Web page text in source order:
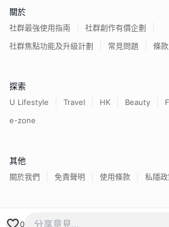
0
關於
社群最強使用指南
社群創作有價企劃
社群焦點功能及升級計劃
常見問題 條
探索
U Lifestyle Travel HK Beauty
e-zone
其他
關於我們 免責聲明 使用條款 私隱
香港經濟日報版權所有©